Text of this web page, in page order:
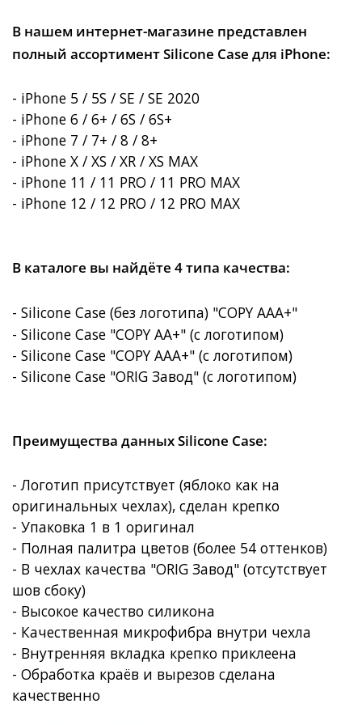
В нашем интернет-магазине представлен
полный ассортимент Silicone Case для iPhone:
- iPhone 5 / 5S / SE / SE 2020
- iPhone 6 / 6+ / 6S / 6S+
- iPhone 7 / 7+ / 8 / 8+
- iPhone X / XS / XR / XS MAX
- iPhone 11 / 11 PRO / 11 PRO MAX
- iPhone 12 / 12 PRO / 12 PRO MAX
В каталоге вы найдёте 4 типа качества:
- Silicone Case (без логотипа) "COPY AAA+"
- Silicone Case "COPY AA+" (с логотипом)
- Silicone Case "COPY AAA+" (с логотипом)
- Silicone Case "ORIG Завод" (с логотипом)
Преимущества данных Silicone Case:
- Логотип присутствует (яблоко как на
оригинальных чехлах), сделан крепко
- Упаковка 1 в 1 оригинал
- Полная палитра цветов (более 54 оттенков)
- В чехлах качества "ORIG Завод" (отсутствует
шов сбоку)
- Высокое качество силикона
- Качественная микрофибра внутри чехла
- Внутренняя вкладка крепко приклеена
- Обработка краёв и вырезов сделана
качественно